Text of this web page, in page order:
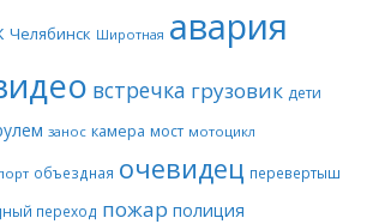
Челябинск Широтная авария
встречка грузовик дети
занос камера мост мотоцикл
объездная очевидец перевертыш
переход пожар полиция